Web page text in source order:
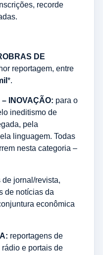
recorde
DE
reportagem, entre
*.
INOVAÇÃO: para o
ineditismo de
pela
linguagem. Todas
nesta categoria –
de jornal/revista,
de notícias da
econômica
reportagens de
e portais de